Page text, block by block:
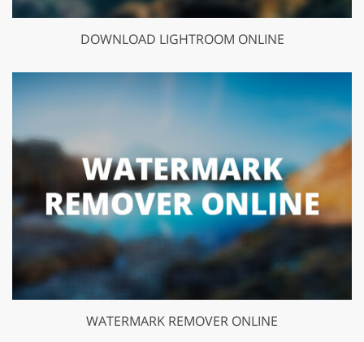
DOWNLOAD LIGHTROOM ONLINE
WATERMARK REMOVER ONLINE